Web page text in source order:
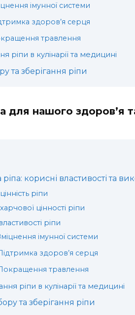
імунної системи
здоров’я серця
травлення
ріпи в кулінарії та медицині
та зберігання ріпи
для нашого здоров’я
корисні властивості та
ріпи
цінності ріпи
ріпи
імунної системи
здоров’я серця
травлення
ріпи в кулінарії та медицині
та зберігання ріпи